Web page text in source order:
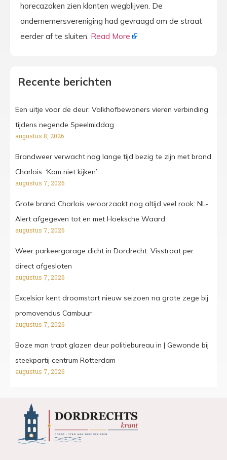
horecazaken zien klanten wegblijven. De
ondernemersvereniging had gevraagd om de straat
eerder af te sluiten. Read More
Recente berichten
Een uitje voor de deur: Valkhofbewoners vieren verbinding
tijdens negende Speelmiddag
augustus 8, 2026
Brandweer verwacht nog lange tijd bezig te zijn met brand
Charlois: ‘Kom niet kijken’
augustus 7, 2026
Grote brand Charlois veroorzaakt nog altijd veel rook: NL-
Alert afgegeven tot en met Hoeksche Waard
augustus 7, 2026
Weer parkeergarage dicht in Dordrecht: Visstraat per
direct afgesloten
augustus 7, 2026
Excelsior kent droomstart nieuw seizoen na grote zege bij
promovendus Cambuur
augustus 7, 2026
Boze man trapt glazen deur politiebureau in | Gewonde bij
steekpartij centrum Rotterdam
augustus 7, 2026